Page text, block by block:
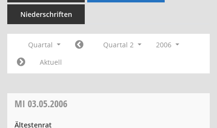
Niederschriften
Quartal Quartal 2
2006
Aktuell
MI 03.05.2006
Ältestenrat